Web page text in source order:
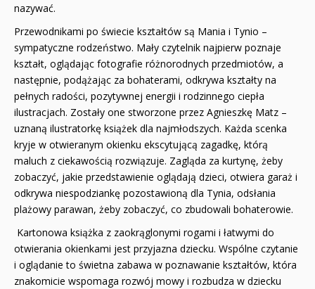
nazywać.
Przewodnikami po świecie kształtów są Mania i Tynio –
sympatyczne rodzeństwo. Mały czytelnik najpierw poznaje
kształt, oglądając fotografie różnorodnych przedmiotów, a
następnie, podążając za bohaterami, odkrywa kształty na
pełnych radości, pozytywnej energii i rodzinnego ciepła
ilustracjach. Zostały one stworzone przez Agnieszkę Matz –
uznaną ilustratorkę książek dla najmłodszych. Każda scenka
kryje w otwieranym okienku ekscytującą zagadkę, którą
maluch z ciekawością rozwiązuje. Zagląda za kurtynę, żeby
zobaczyć, jakie przedstawienie oglądają dzieci, otwiera garaż i
odkrywa niespodziankę pozostawioną dla Tynia, odsłania
plażowy parawan, żeby zobaczyć, co zbudowali bohaterowie.
Kartonowa książka z zaokrąglonymi rogami i łatwymi do
otwierania okienkami jest przyjazna dziecku. Wspólne czytanie
i oglądanie to świetna zabawa w poznawanie kształtów, która
znakomicie wspomaga rozwój mowy i rozbudza w dziecku